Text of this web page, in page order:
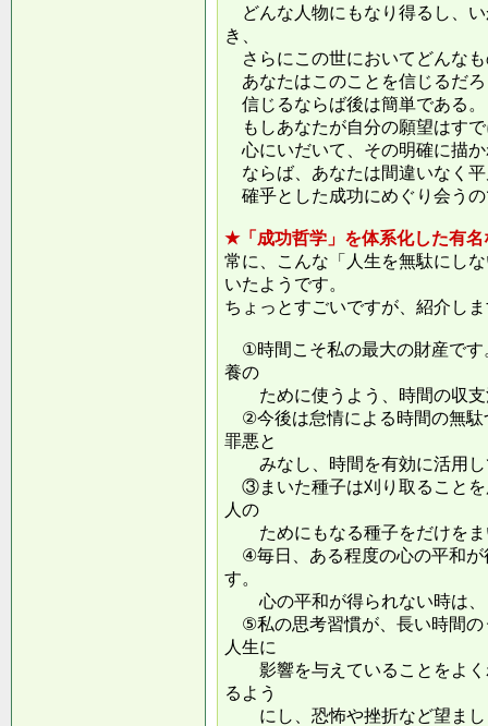
どんな人物にもなり得るし、
き、
さらにこの世においてどんな
あなたはこのことを信じるだ
信じるならば後は簡単である。
もしあなたが自分の願望はす
心にいだいて、その明確に描
ならば、あなたは間違いなく
確乎とした成功にめぐり会う
★「成功哲学」を体系化した有
常に、こんな「人生を無駄にし
いたようです。
ちょっとすごいですが、紹介し
①時間こそ私の最大の財産です
養の
ために使うよう、時間の収支
②今後は怠情による時間の無駄
罪悪と
みなし、時間を有効に活用し
③まいた種子は刈り取ることを
人の
ためにもなる種子をだけをま
④毎日、ある程度の心の平和が
す。
心の平和が得られない時は、
⑤私の思考習慣が、長い時間の
人生に
影響を与えていることをよく
るよう
にし、恐怖や挫折など望まし